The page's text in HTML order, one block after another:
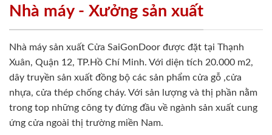
Nhà máy - Xưởng sản xuất
Nhà máy sản xuất Cửa SaiGonDoor được đặt tại Thạnh
Xuân, Quận 12, TP.Hồ Chí Minh. Với diện tích 20.000 m2,
dây truyền sản xuất đồng bộ các sản phẩm cửa gỗ ,cửa
nhựa, cửa thép chống cháy. Với sản lượng và thị phần nằm
trong top những công ty đứng đầu về ngành sản xuất cung
ứng cửa ngoài thị trường miền Nam.